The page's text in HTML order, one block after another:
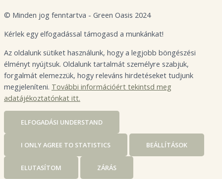
© Minden jog fenntartva - Green Oasis 2024
Kérlek egy elfogadással támogasd a munkánkat!
Az oldalunk sütiket használunk, hogy a legjobb böngészési
élményt nyújtsuk. Oldalunk tartalmát személyre szabjuk,
forgalmát elemezzük, hogy releváns hirdetéseket tudjunk
megjeleníteni. További információért tekintsd meg
adatájékoztatónkat itt.
ELFOGADÁSI UNDERSTAND
I ONLY AGREE TO STATISTICS BEÁLLÍTÁSOK
ELUTASÍTOM ZÁRÁS